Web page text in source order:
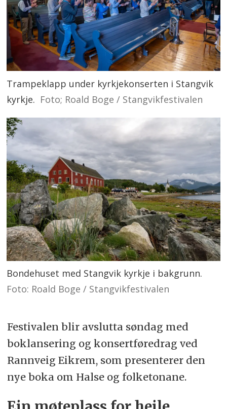
Trampeklapp under kyrkjekonserten i Stangvik
kyrkje. Foto; Roald Boge / Stangvikfestivalen
Bondehuset med Stangvik kyrkje i bakgrunn.
Foto: Roald Boge / Stangvikfestivalen
Festivalen blir avslutta søndag med
boklansering og konsertføredrag ved
Rannveig Eikrem, som presenterer den
nye boka om Halse og folketonane.